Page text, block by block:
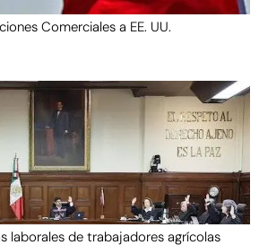
Comerciales a EE. UU.
laborales de trabajadores agrícolas